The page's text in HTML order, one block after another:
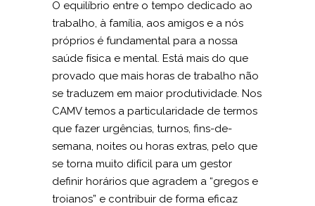
O equilíbrio entre o tempo dedicado ao
trabalho, à família, aos amigos e a nós
próprios é fundamental para a nossa
saúde física e mental. Está mais do que
provado que mais horas de trabalho não
se traduzem em maior produtividade. Nos
CAMV temos a particularidade de termos
que fazer urgências, turnos, fins-de-
semana, noites ou horas extras, pelo que
se torna muito difícil para um gestor
definir horários que agradem a “gregos e
troianos” e contribuir de forma eficaz